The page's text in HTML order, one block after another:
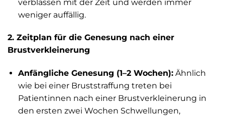
verblassen mit der Zeit und werden immer
weniger auffällig.
2. Zeitplan für die Genesung nach einer
Brustverkleinerung
Anfängliche Genesung (1–2 Wochen):Ähnlich
wie bei einer Bruststraffung treten bei
Patientinnen nach einer Brustverkleinerung in
den ersten zwei Wochen Schwellungen,